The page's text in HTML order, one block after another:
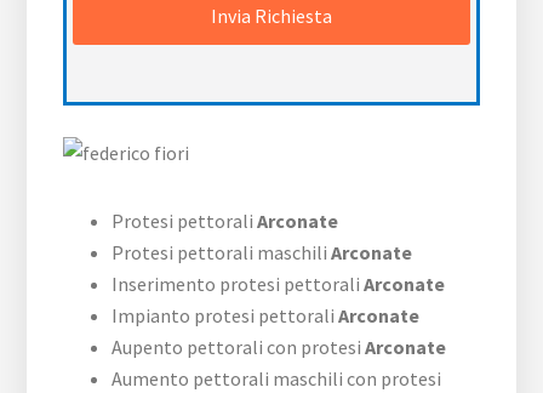
Protesi pettorali Arconate
Protesi pettorali maschili Arconate
Inserimento protesi pettorali Arconate
Impianto protesi pettorali Arconate
Aupento pettorali con protesi Arconate
Aumento pettorali maschili con protesi